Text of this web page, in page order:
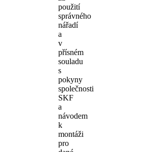
použití
správného
nářadí
a
v
přísném
souladu
s
pokyny
společnosti
SKF
a
návodem
k
montáži
pro